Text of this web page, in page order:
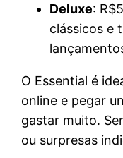
Deluxe:
clássicos e
O Essential é
online e pegar
gastar muito.
ou surpresas